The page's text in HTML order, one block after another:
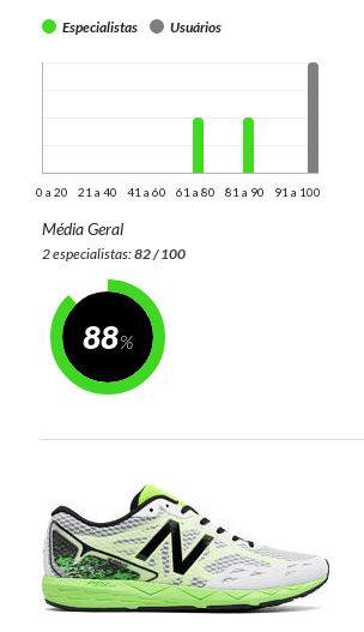
Especialistas Usuários
0 a 20 21 a 40 41 a 60 61 a 80 81 a 90 91 a 100
Média Geral
2 especialistas:82 / 100
88